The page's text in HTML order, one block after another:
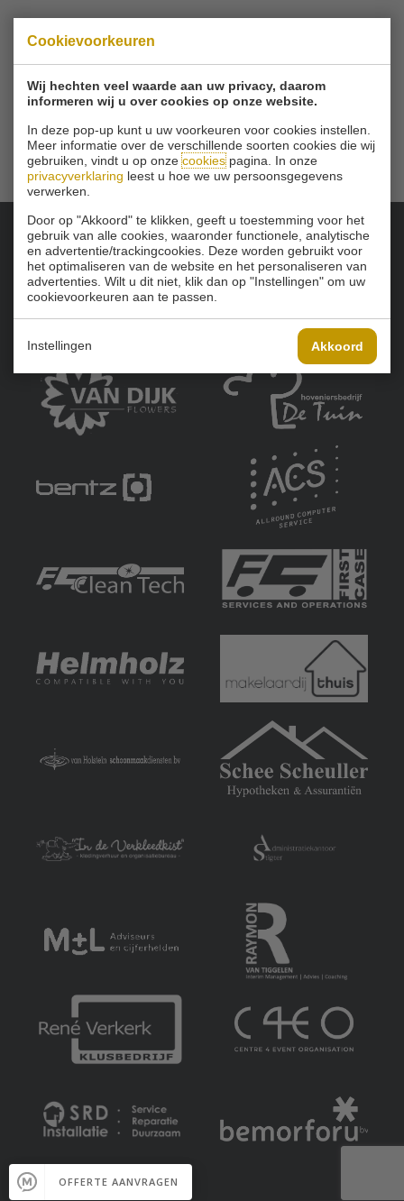
Cookievoorkeuren
Wij hechten veel waarde aan uw privacy, daarom
informeren wij u over cookies op onze website.
In deze pop-up kunt u uw voorkeuren voor cookies instellen.
Meer informatie over de verschillende soorten cookies die wij
gebruiken, vindt u op onzecookiespagina. In onze
privacyverklaring leest u hoe we uw persoonsgegevens
verwerken.
Door op "Akkoord" te klikken, geeft u toestemming voor het
gebruik van alle cookies, waaronder functionele, analytische
en advertentie/trackingcookies. Deze worden gebruikt voor
het optimaliseren van de website en het personaliseren van
advertenties. Wilt u dit niet, klik dan op "Instellingen" om uw
cookievoorkeuren aan te passen.
Instellingen Akkoord
Zuidbuurt 79 - 3132 KA Vlaardingen
Tel010 - 460 21 39
Emailinfo@golfbaanschinkelshoek.nl
Onze sponsoren: